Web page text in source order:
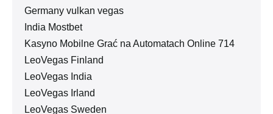
Germany vulkan vegas
India Mostbet
Kasyno Mobilne Grać na Automatach Online 714
LeoVegas Finland
LeoVegas India
LeoVegas Irland
LeoVegas Sweden